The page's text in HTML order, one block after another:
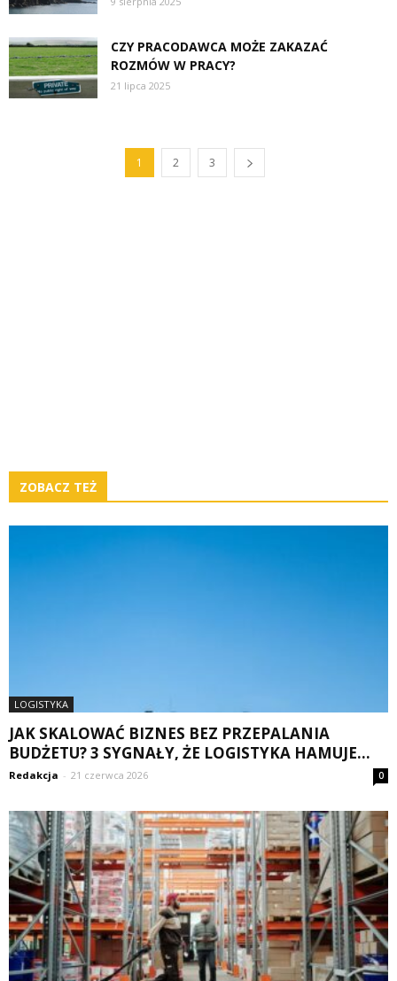
CZY PRACODAWCA MOŻE ZAKAZAĆ
ROZMÓW W PRACY?
21 lipca 2025
1 2 3
ZOBACZ TEŻ
LOGISTYKA
JAK SKALOWAĆ BIZNES BEZ PRZEPALANIA
BUDŻETU? 3 SYGNAŁY, ŻE LOGISTYKA HAMUJE...
Redakcja - 21 czerwca 2026 0